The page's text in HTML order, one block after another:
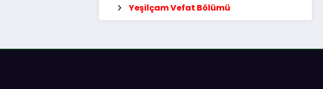
Yeşilçam Vefat Bölümü